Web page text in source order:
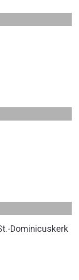
Dominicuskerk